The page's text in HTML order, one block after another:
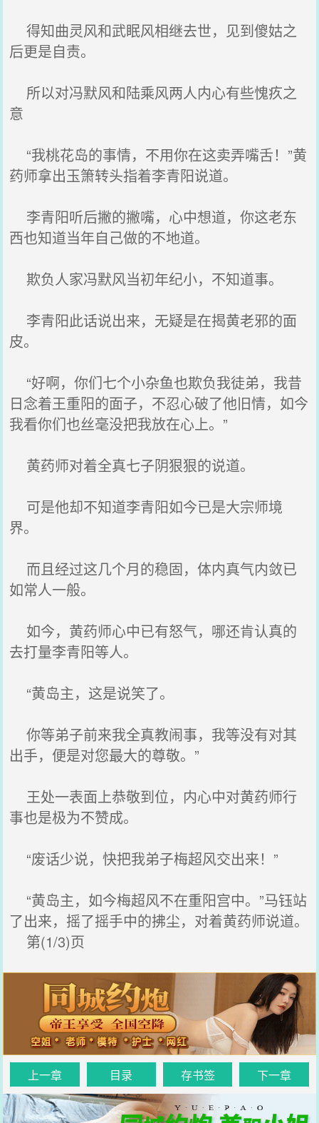
得知曲灵风和武眠风相继去世，见到傻姑之
后更是自责。
所以对冯默风和陆乘风两人内心有些愧疚之
意
“我桃花岛的事情，不用你在这卖弄嘴舌！”黄
药师拿出玉箫转头指着李青阳说道。
李青阳听后撇的撇嘴，心中想道，你这老东
西也知道当年自己做的不地道。
欺负人家冯默风当初年纪小，不知道事。
李青阳此话说出来，无疑是在揭黄老邪的面
皮。
“好啊，你们七个小杂鱼也欺负我徒弟，我昔
日念着王重阳的面子，不忍心破了他旧情，如今
我看你们也丝毫没把我放在心上。”
黄药师对着全真七子阴狠狠的说道。
可是他却不知道李青阳如今已是大宗师境
界。
而且经过这几个月的稳固，体内真气内敛已
如常人一般。
如今，黄药师心中已有怒气，哪还肯认真的
去打量李青阳等人。
“黄岛主，这是说笑了。
你等弟子前来我全真教闹事，我等没有对其
出手，便是对您最大的尊敬。”
王处一表面上恭敬到位，内心中对黄药师行
事也是极为不赞成。
“废话少说，快把我弟子梅超风交出来！”
“黄岛主，如今梅超风不在重阳宫中。”马钰站
了出来，摇了摇手中的拂尘，对着黄药师说道。
第(1/3)页
上一章 目录 存书签 下一章